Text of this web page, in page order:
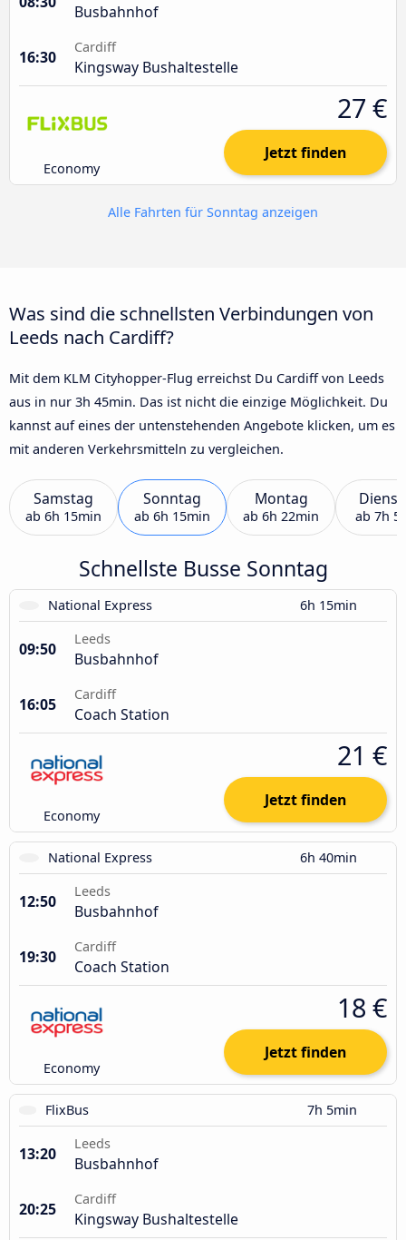
Busbahnhof
16:30
Cardiff
Kingsway Bushaltestelle
Economy
27 €
Jetzt finden
Alle Fahrten für Sonntag anzeigen
Was sind die schnellsten Verbindungen von
Leeds nach Cardiff?
Mit dem KLM Cityhopper-Flug erreichst Du Cardiff von Leeds
aus in nur 3h 45min. Das ist nicht die einzige Möglichkeit. Du
kannst auf eines der untenstehenden Angebote klicken, um es
mit anderen Verkehrsmitteln zu vergleichen.
Samstag
ab 6h 15min
Sonntag
ab 6h 15min
Montag
ab 6h 22min ab 7h
Schnellste Busse Sonntag
National Express 6h 15min
09:50
Leeds
Busbahnhof
16:05
Cardiff
Coach Station
Economy
21 €
Jetzt finden
National Express 6h 40min
12:50
Leeds
Busbahnhof
19:30
Cardiff
Coach Station
Economy
18 €
Jetzt finden
FlixBus 7h 5min
13:20
Leeds
Busbahnhof
20:25
Cardiff
Kingsway Bushaltestelle